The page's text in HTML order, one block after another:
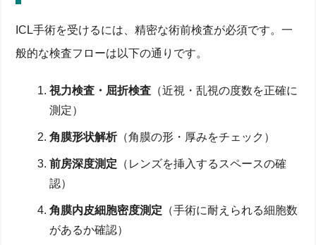
ICL手術を受けるには、精密な術前検査が必須です。一
般的な検査フローは以下の通りです。
視力検査・屈折検査 （近視・乱視の度数を正確に
測定）
角膜形状解析（角膜の形・厚みをチェック）
前房深度測定 （レンズを挿入するスペースの確
認）
角膜内皮細胞密度測定 （手術に耐えられる細胞数
があるか確認）